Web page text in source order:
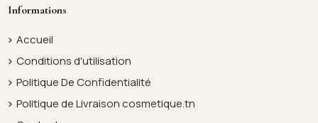
Informations
Accueil
Conditions d'utilisation
Politique De Confidentialité
Politique de Livraison cosmetique.tn